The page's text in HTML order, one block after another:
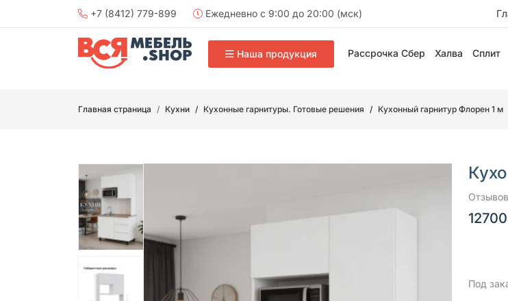
+7 (8412) 779-899 Ежедневно с 9:00 до 20:00 (мск)
Наша продукция Рассрочка Сбер Халва Сплит
Главная страница Кухни Кухонные гарнитуры. Готовые решения Кухонный гарнитур Флорен 1 м
Под